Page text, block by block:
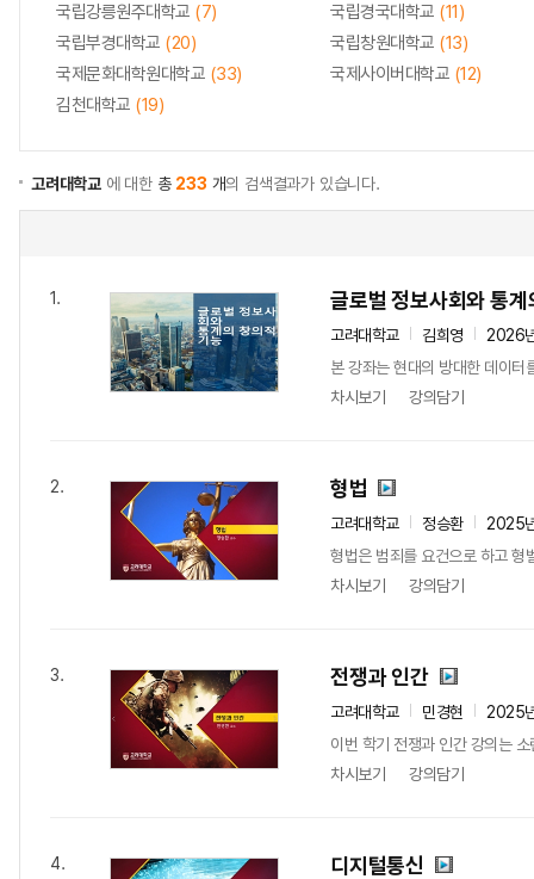
국립강릉원주대학교 (7) 국립경국대학교 (11)
국립부경대학교 (20) 국립창원대학교 (13)
국제문화대학원대학교 (33) 국제사이버대학교 (12)
김천대학교 (19)
고려대학교 에 대한 총 233 개의 검색결과가 있습니다.
1. 글로벌 정보사회와 통
고려대학교 김희영
2026
본 강좌는 현대의 방대한 데이터
차시보기
강의담기
2. 형법
고려대학교 정승환
2025
형법은 범죄를 요건으로 하고 형
차시보기
강의담기
3. 전쟁과 인간
고려대학교 민경현
2025
이번 학기 전쟁과 인간 강의는
차시보기
강의담기
4. 디지털통신